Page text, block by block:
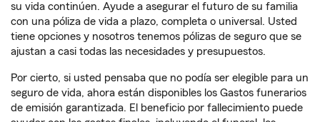
su vida continúen. Ayude a asegurar el futuro de su familia
con una póliza de vida a plazo, completa o universal. Usted
tiene opciones y nosotros tenemos pólizas de seguro que se
ajustan a casi todas las necesidades y presupuestos.
Por cierto, si usted pensaba que no podía ser elegible para un
seguro de vida, ahora están disponibles los Gastos funerarios
de emisión garantizada. El beneficio por fallecimiento puede